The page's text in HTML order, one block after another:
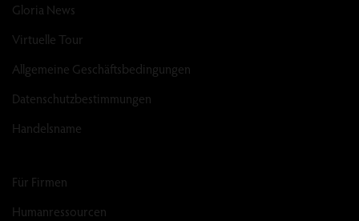
Gloria News
Virtuelle Tour
Allgemeine Geschäftsbedingungen
Datenschutzbestimmungen
Handelsname
Für Firmen
Humanressourcen